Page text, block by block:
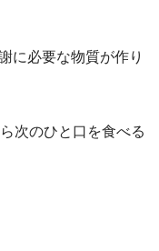
に必要な物質が作り
次のひと口を食べる